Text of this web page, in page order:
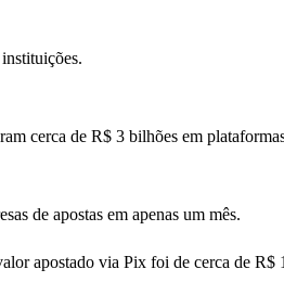
cerca de R$ 3 bilhões em
de apostas em apenas um mês.
apostado via Pix foi de cerca de R$